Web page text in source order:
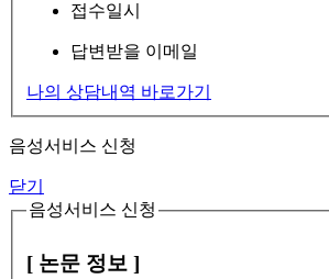
접수일시
답변받을 이메일
나의 상담내역 바로가기
음성서비스 신청
닫기
음성서비스 신청
[ 논문 정보 ]